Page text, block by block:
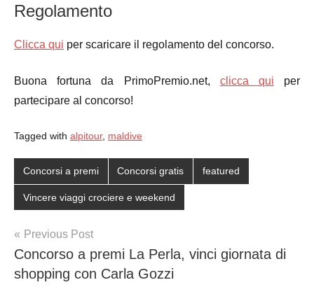
Regolamento
Clicca qui per scaricare il regolamento del concorso.
Buona fortuna da PrimoPremio.net, clicca qui per
partecipare al concorso!
Tagged with alpitour, maldive
Concorsi a premi Concorsi gratis featured
Vincere viaggi crociere e weekend
Post
navigation
Previous Post
Concorso a premi La Perla, vinci giornata di
shopping con Carla Gozzi